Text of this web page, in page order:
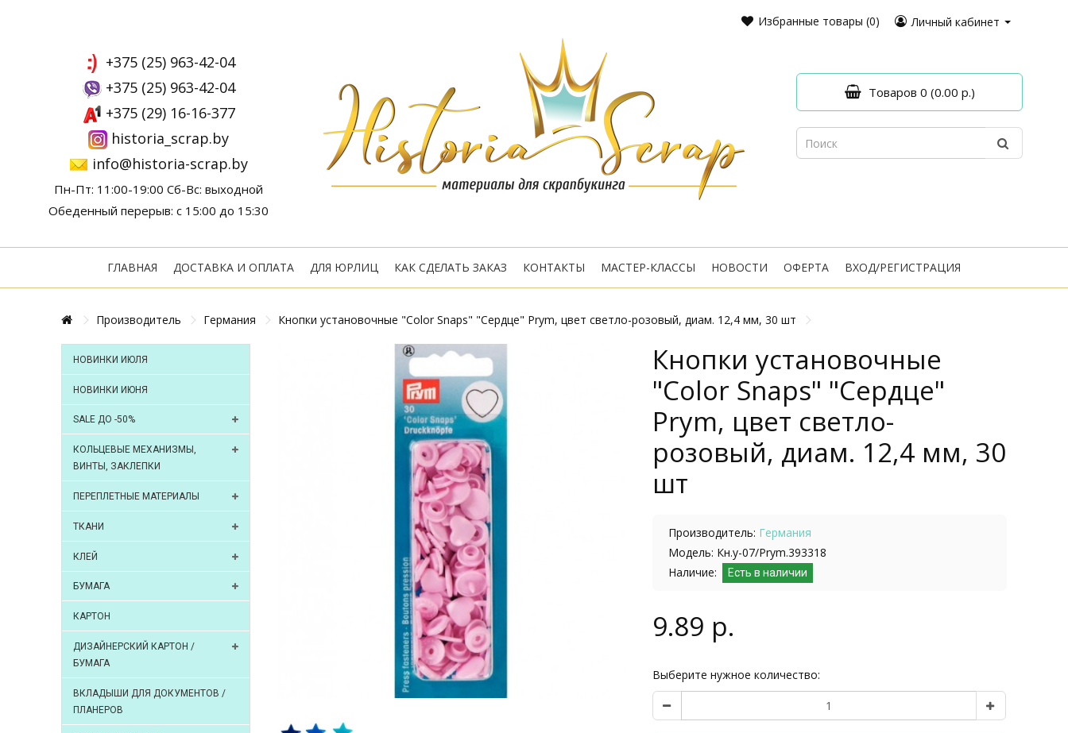
Избранные товары (0) Личный кабинет
+375 (25) 963-42-04
+375 (25) 963-42-04
+375 (29) 16-16-377
historia_scrap.by
info@historia-scrap.by
Пн-Пт: 11:00-19:00 Сб-Вс: выходной
Обеденный перерыв: с 15:00 до 15:30
Товаров 0 (0.00 р.)
ГЛАВНАЯ ДОСТАВКА И ОПЛАТА ДЛЯ ЮРЛИЦ КАК СДЕЛАТЬ ЗАКАЗ КОНТАКТЫ МАСТЕР-КЛАССЫ НОВОСТИ ОФЕРТА ВХОД/РЕГИСТРАЦИЯ
Производитель Германия Кнопки установочные "Color Snaps" "Сердце" Prym, цвет светло-розовый, диам. 12,4 мм, 30 шт
НОВИНКИ ИЮЛЯ
НОВИНКИ ИЮНЯ
SALE ДО -50%
КОЛЬЦЕВЫЕ МЕХАНИЗМЫ,
ВИНТЫ, ЗАКЛЕПКИ
ПЕРЕПЛЕТНЫЕ МАТЕРИАЛЫ
ТКАНИ
КЛЕЙ
БУМАГА
КАРТОН
ДИЗАЙНЕРСКИЙ КАРТОН /
БУМАГА
ВКЛАДЫШИ ДЛЯ ДОКУМЕНТОВ /
ПЛАНЕРОВ
Кнопки установочные
"Color Snaps" "Сердце"
Prym, цвет светло-
розовый, диам. 12,4 мм, 30
шт
Производитель: Германия
Модель: Кн.у-07/Prym.393318
Наличие:
Есть в наличии
9.89 р.
Выберите нужное количество: